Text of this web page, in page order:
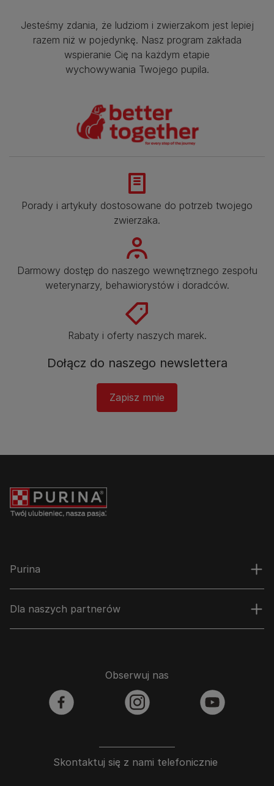
Jesteśmy zdania, że ludziom i zwierzakom jest lepiej
razem niż w pojedynkę. Nasz program zakłada
wspieranie Cię na każdym etapie
wychowywania Twojego pupila.
Porady i artykuły dostosowane do potrzeb twojego
zwierzaka.​
Darmowy dostęp do naszego wewnętrznego zespołu
weterynarzy, behawiorystów i doradców.​
Rabaty i oferty naszych marek.​
Dołącz do naszego newslettera
Zapisz mnie
Purina
Dla naszych partnerów
Skontaktuj się z nami telefonicznie
Obserwuj nas
facebook instagram youtube